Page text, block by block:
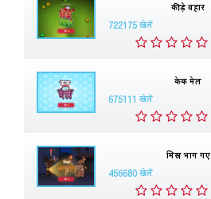
कीड़े बहार
722175 खेलें
केक मेल
675111 खेलें
मिस्र भाग गए
456680 खेलें